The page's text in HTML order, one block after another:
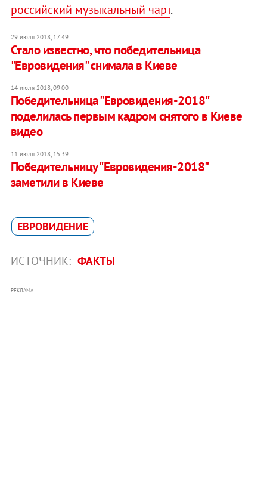
российский музыкальный чарт.
29 июля 2018, 17:49
Стало известно, что победительница
"Евровидения" снимала в Киеве
14 июля 2018, 09:00
Победительница "Евровидения-2018"
поделилась первым кадром снятого в Киеве
видео
11 июля 2018, 15:39
Победительницу "Евровидения-2018"
заметили в Киеве
ЕВРОВИДЕНИЕ
ИСТОЧНИК: ФАКТЫ
РЕКЛАМА